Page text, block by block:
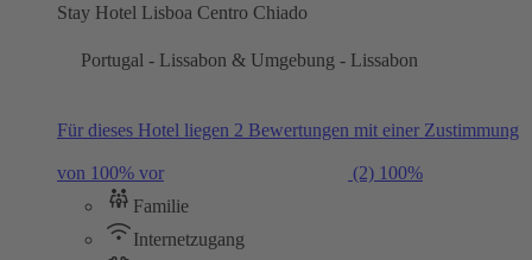
Stay Hotel Lisboa Centro Chiado
Portugal - Lissabon & Umgebung - Lissabon
Für dieses Hotel liegen 2 Bewertungen mit einer Zustimmung
von 100% vor (2) 100%
Familie
Internetzugang